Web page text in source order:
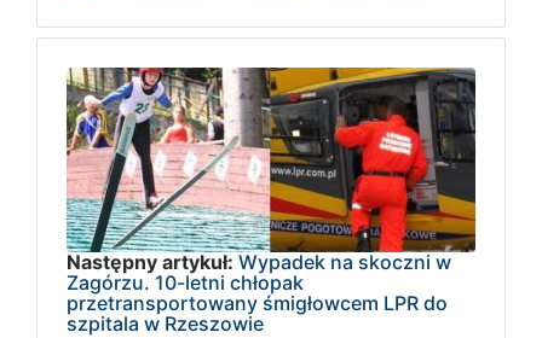
Następny artykuł: Wypadek na skoczni w
Zagórzu. 10-letni chłopak
przetransportowany śmigłowcem LPR do
szpitala w Rzeszowie